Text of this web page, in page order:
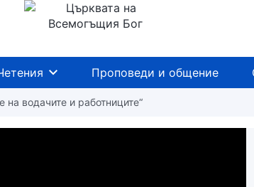
Проповеди и общение
на водачите и работниците“